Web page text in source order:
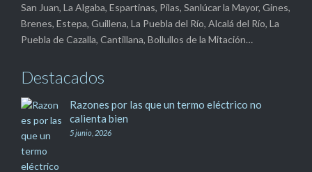
San Juan, La Algaba, Espartinas, Pilas, Sanlúcar la Mayor, Gines,
Brenes, Estepa, Guillena, La Puebla del Río, Alcalá del Río, La
Puebla de Cazalla, Cantillana, Bollullos de la Mitación…
Destacados
Razones por las que un termo eléctrico no
calienta bien
5 junio, 2026